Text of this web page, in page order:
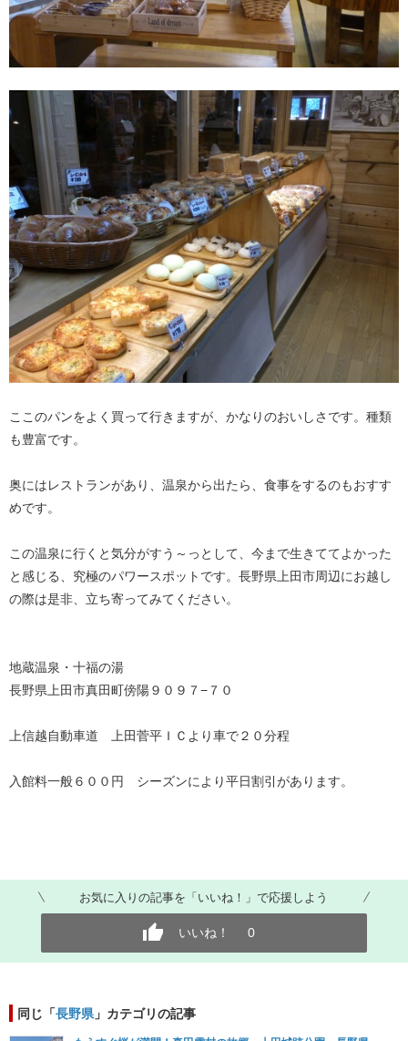
ここのパンをよく買って行きますが、かなりのおいしさです。種類
も豊富です。
奥にはレストランがあり、温泉から出たら、食事をするのもおすす
めです。
この温泉に行くと気分がすう～っとして、今まで生きててよかった
と感じる、究極のパワースポットです。長野県上田市周辺にお越し
の際は是非、立ち寄ってみてください。
地蔵温泉・十福の湯
長野県上田市真田町傍陽９０９７−７０
上信越自動車道 上田菅平ＩＣより車で２０分程
入館料一般６００円 シーズンにより平日割引があります。
お気に入りの記事を「いいね！」で応援しよう
いいね！ 0
同じ「長野県 」カテゴリの記事